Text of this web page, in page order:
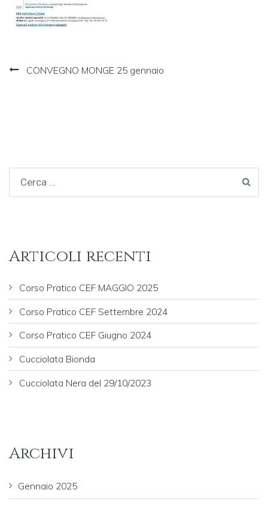
Navigazione
CONVEGNO MONGE 25 gennaio
Articoli recenti
Corso Pratico CEF MAGGIO 2025
Corso Pratico CEF Settembre 2024
Corso Pratico CEF Giugno 2024
Cucciolata Bionda
Cucciolata Nera del 29/10/2023
Archivi
Gennaio 2025